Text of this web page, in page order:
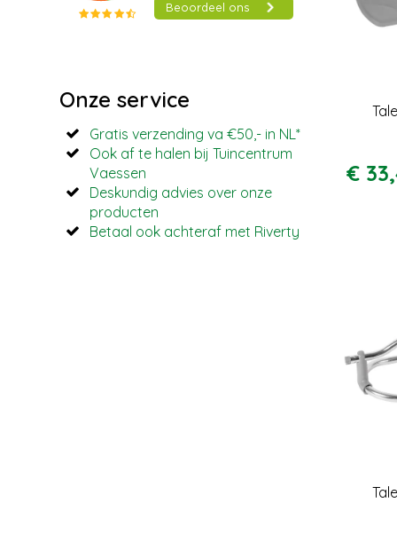
€ 33,
Onze service
Gratis verzending va €50,- in NL*
Ook af te halen bij Tuincentrum
Vaessen
Deskundig advies over onze
producten
Betaal ook achteraf met Riverty